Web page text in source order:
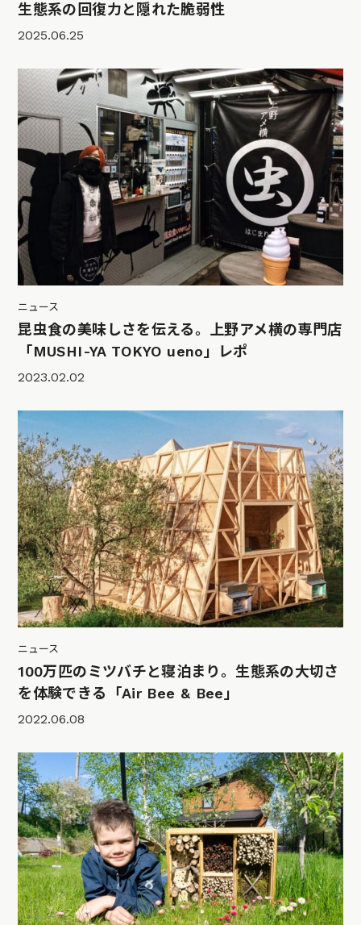
生態系の回復力と隠れた脆弱性
2025.06.25
ニュース
昆虫食の美味しさを伝える。上野アメ横の専門店
「MUSHI-YA TOKYO ueno」レポ
2023.02.02
ニュース
100万匹のミツバチと寝泊まり。生態系の大切さ
を体験できる「Air Bee & Bee」
2022.06.08